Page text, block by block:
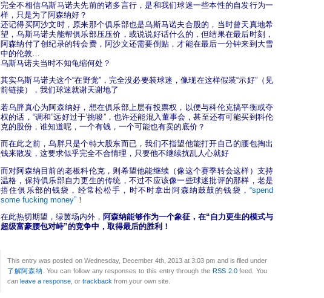
完全不相信乌斯马诺夫先前的诸多言行，是和我们球迷一些本性的自发行为一
样，只是为了阿森纳好？
还记得买阿沙文时，原来那个俱乐部也是乌斯马诺夫合股的，当时曾天真地希
望，乌斯马诺夫能帮俱乐部压压价，或说说好话什么的，但结果在最后时刻，
阿森纳付了创纪录的转会费，阿沙文还需要倒贴，才能在最后一分钟来到大雪
中的伦敦…
乌斯马诺夫当时不知龟缩何处？
其实乌斯马诺夫这个“在野党”，完全没必要装球迷，像现在这样假装“示好”（见
前链接），我们球迷就谢天谢地了
若乌胖真心为阿森纳好，想在俱乐部上层有投票权，以便与科伦克搞平衡或夺
权的话，“调和”远好过于’挑唆”，也许还能混入董事会，甚至还有可能买到科伦
克的股份，谁知道呢，一个有钱，一个可能也有卖的底价？
而在此之前，乌胖只是个特大股东而已，我们不指望他能打开自己的腰包掏出
钱来散发，这要求似乎完全不合情理，只要他不继续扰乱人心就好
而对阿森纳目前的老板科伦克，则希望他能继续（像这个赛季转会这样）支持
温格，保持俱乐部自力更生的传统，不过不应该像一些球迷批评的那样，老是
捂住俱乐部的钱袋，经常松松手，时不时拿出阿森纳鼓鼓的钱袋， “spend
some fucking money” ！
在此热切期望，绿茵场内外， 阿森纳能够作为一个象征，在“自力更生的模式与
超级富豪腰包对峙”的竞争中，取得最后的胜利！
This entry was posted on Wednesday, December 4th, 2013 at 3:03 pm and is filed under
了解阿森纳 . You can follow any responses to this entry through the RSS 2.0feed. You
can leave a response, or trackback from your own site.